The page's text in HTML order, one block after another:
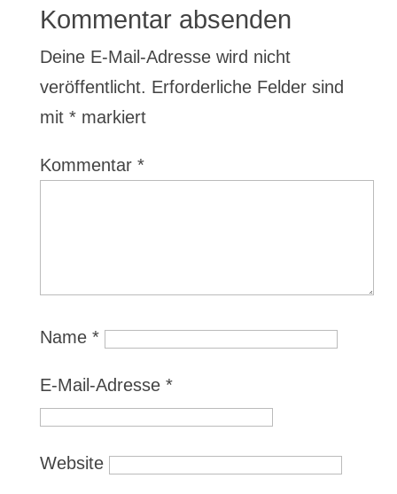
Kommentar absenden
Deine E-Mail-Adresse wird nicht
veröffentlicht. Erforderliche Felder sind
mit *markiert
Kommentar *
Name *
E-Mail-Adresse *
Website